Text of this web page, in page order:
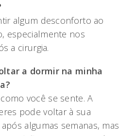
algum desconforto ao
especialmente nos
a cirurgia.
a dormir na minha
você se sente. A
pode voltar à sua
algumas semanas, mas